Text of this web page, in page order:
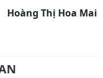
Hoàng Thị Hoa Mai